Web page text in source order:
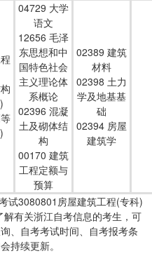
04729 大学
语文
12656 毛泽
东思想和中
国特色社会
主义理论体
系概论
02396 混凝
土及砌体结
构
00170 建筑
工程定额与
预算
02389 建筑
材料
02398 土力
学及地基基
础
02394 房屋
建筑学
试3080801房屋建筑工程(专科)
有关浙江自考信息的考生，可
、自考考试时间、自考报考条
持续更新。